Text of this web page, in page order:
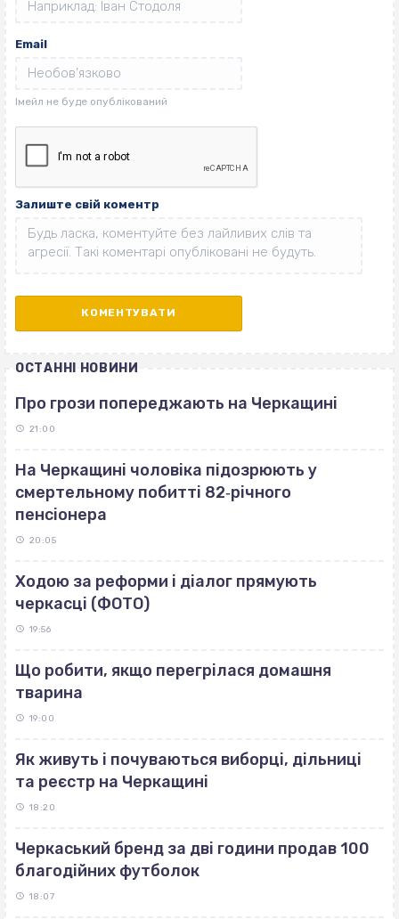
Email
Залиште свій коментр
ОСТАННІ НОВИНИ
Про грози попереджають на Черкащині
21:00
На Черкащині чоловіка підозрюють у
смертельному побитті 82‐річного
пенсіонера
20:05
Ходою за реформи і діалог прямують
черкасці (ФОТО)
19:56
Що робити, якщо перегрілася домашня
тварина
19:00
Як живуть і почуваються виборці, дільниці
та реєстр на Черкащині
18:20
Черкаський бренд за дві години продав 100
благодійних футболок
18:07